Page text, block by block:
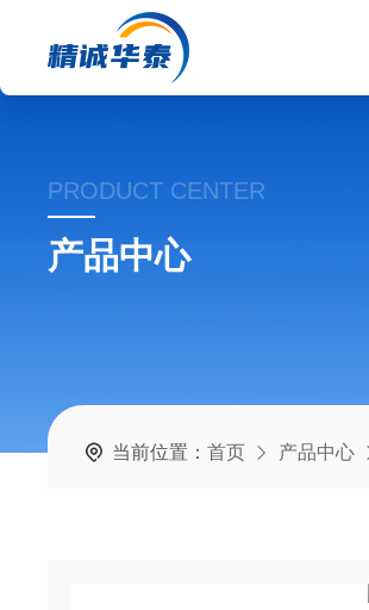
PRODUCT CENTER
产品中心
当前位置：首页 产品中心